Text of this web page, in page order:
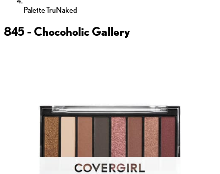
Palette TruNaked
845 - Chocoholic Gallery